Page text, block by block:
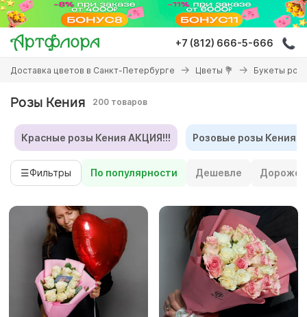
Перейти
основному
содержанию
+7 (812) 666-5-666
Вы
здесь
Доставка цветов в Санкт-Петербурге Цветы 💐 Букеты роз
Розы Кения 200 товаров
Красные розы Кения АКЦИЯ!!! Розовые розы Кения
☰Фильтры По популярности Дешевле Дороже